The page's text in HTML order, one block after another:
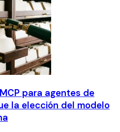
para agentes de
la elección del modelo